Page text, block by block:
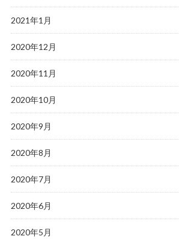
2021年1月
2020年12月
2020年11月
2020年10月
2020年9月
2020年8月
2020年7月
2020年6月
2020年5月